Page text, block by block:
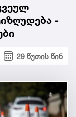
-
29 წუთის წინ